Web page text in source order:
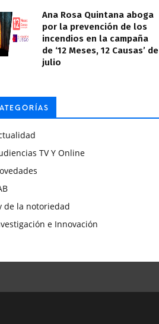
Ana Rosa Quintana aboga
por la prevención de los
incendios en la campaña
de ‘12 Meses, 12 Causas’ de
julio
TV Y Online
de la notoriedad
e Innovación